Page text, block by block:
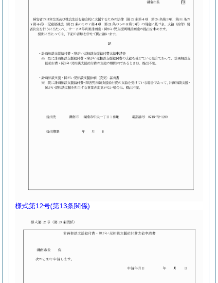
様式第12号(第13条関係)